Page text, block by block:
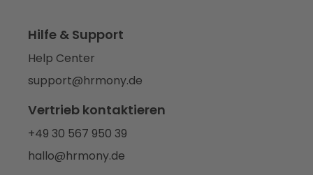
Hilfe & Support
Help Center
support@hrmony.de
Vertrieb kontaktieren
+49 30 567 950 39
hallo@hrmony.de